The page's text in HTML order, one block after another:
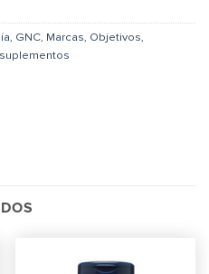
, GNC, Marcas, Objetivos,